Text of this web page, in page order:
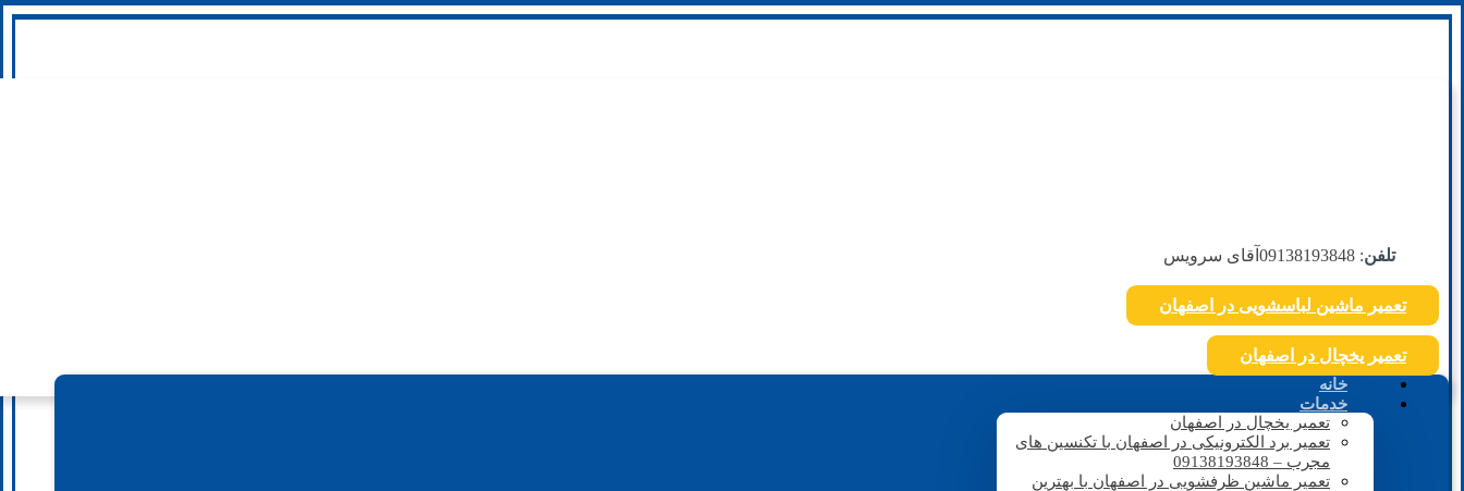
تلفن: 09138193848 آقای سرویس
تعمیر ماشین لباسشویی در اصفهان
تعمیر یخچال در اصفهان
خانه
خدمات
تعمیر یخچال در اصفهان
تعمیر برد الکترونیکی در اصفهان با تکنسین های
مجرب – 09138193848
تعمیر ماشین ظرفشویی در اصفهان با بهترین